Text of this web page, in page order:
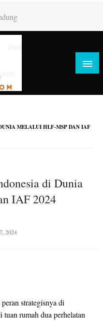
MELALUI HLF-MSP DAN IAF
di Dunia
IAF 2024
2024
strategisnya di
rumah dua perhelatan